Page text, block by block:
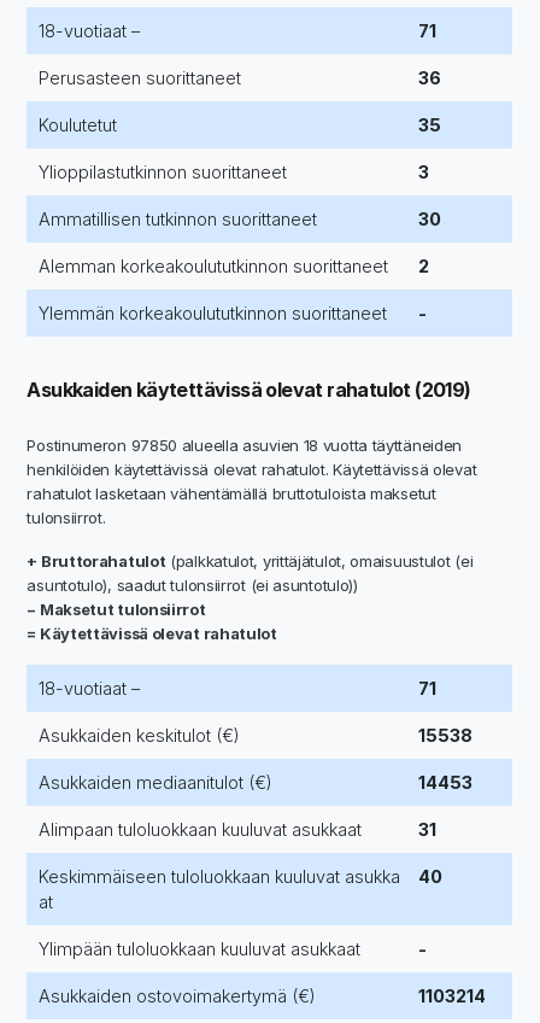
18-vuotiaat – 71
Perusasteen suorittaneet 36
Koulutetut 35
Ylioppilastutkinnon suorittaneet 3
Ammatillisen tutkinnon suorittaneet 30
Alemman korkeakoulututkinnon suorittaneet 2
Ylemmän korkeakoulututkinnon suorittaneet -
Asukkaiden käytettävissä olevat rahatulot (2019)
Postinumeron 97850 alueella asuvien 18 vuotta täyttäneiden
henkilöiden käytettävissä olevat rahatulot. Käytettävissä olevat
rahatulot lasketaan vähentämällä bruttotuloista maksetut
tulonsiirrot.
+ Bruttorahatulot (palkkatulot, yrittäjätulot, omaisuustulot (ei
asuntotulo), saadut tulonsiirrot (ei asuntotulo))
− Maksetut tulonsiirrot
= Käytettävissä olevat rahatulot
18-vuotiaat – 71
Asukkaiden keskitulot (€) 15538
Asukkaiden mediaanitulot (€) 14453
Alimpaan tuloluokkaan kuuluvat asukkaat 31
Keskimmäiseen tuloluokkaan kuuluvat asukka
at
40
Ylimpään tuloluokkaan kuuluvat asukkaat -
Asukkaiden ostovoimakertymä (€) 1103214